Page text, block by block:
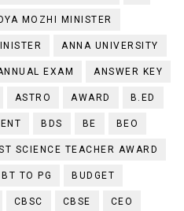
MOZHI MINISTER
ANNA UNIVERSITY
EXAM ANSWER KEY
ASTRO AWARD B.ED
BDS BE BEO
SCIENCE TEACHER AWARD
BT TO PG BUDGET
CBSC CBSE CEO